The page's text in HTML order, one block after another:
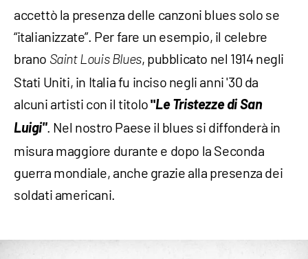
accettò la presenza delle canzoni blues solo se
“italianizzate”. Per fare un esempio, il celebre
brano Saint Louis Blues, pubblicato nel 1914 negli
Stati Uniti, in Italia fu inciso negli anni '30 da
alcuni artisti con il titolo"Le Tristezze di San
Luigi". Nel nostro Paese il blues si diffonderà in
misura maggiore durante e dopo la Seconda
guerra mondiale, anche grazie alla presenza dei
soldati americani.